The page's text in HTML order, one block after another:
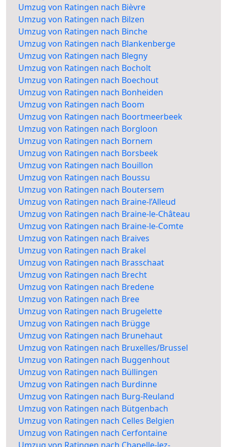
Umzug von Ratingen nach Bièvre
Umzug von Ratingen nach Bilzen
Umzug von Ratingen nach Binche
Umzug von Ratingen nach Blankenberge
Umzug von Ratingen nach Blegny
Umzug von Ratingen nach Bocholt
Umzug von Ratingen nach Boechout
Umzug von Ratingen nach Bonheiden
Umzug von Ratingen nach Boom
Umzug von Ratingen nach Boortmeerbeek
Umzug von Ratingen nach Borgloon
Umzug von Ratingen nach Bornem
Umzug von Ratingen nach Borsbeek
Umzug von Ratingen nach Bouillon
Umzug von Ratingen nach Boussu
Umzug von Ratingen nach Boutersem
Umzug von Ratingen nach Braine-l’Alleud
Umzug von Ratingen nach Braine-le-Château
Umzug von Ratingen nach Braine-le-Comte
Umzug von Ratingen nach Braives
Umzug von Ratingen nach Brakel
Umzug von Ratingen nach Brasschaat
Umzug von Ratingen nach Brecht
Umzug von Ratingen nach Bredene
Umzug von Ratingen nach Bree
Umzug von Ratingen nach Brugelette
Umzug von Ratingen nach Brügge
Umzug von Ratingen nach Brunehaut
Umzug von Ratingen nach Bruxelles/Brussel
Umzug von Ratingen nach Buggenhout
Umzug von Ratingen nach Büllingen
Umzug von Ratingen nach Burdinne
Umzug von Ratingen nach Burg-Reuland
Umzug von Ratingen nach Bütgenbach
Umzug von Ratingen nach Celles Belgien
Umzug von Ratingen nach Cerfontaine